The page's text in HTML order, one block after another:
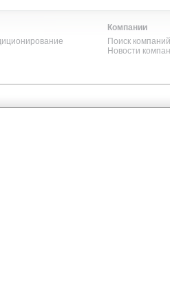
Компании
Поиск компаний
Новости